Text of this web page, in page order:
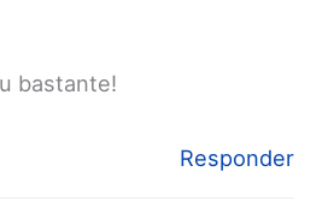
bastante!
Responder